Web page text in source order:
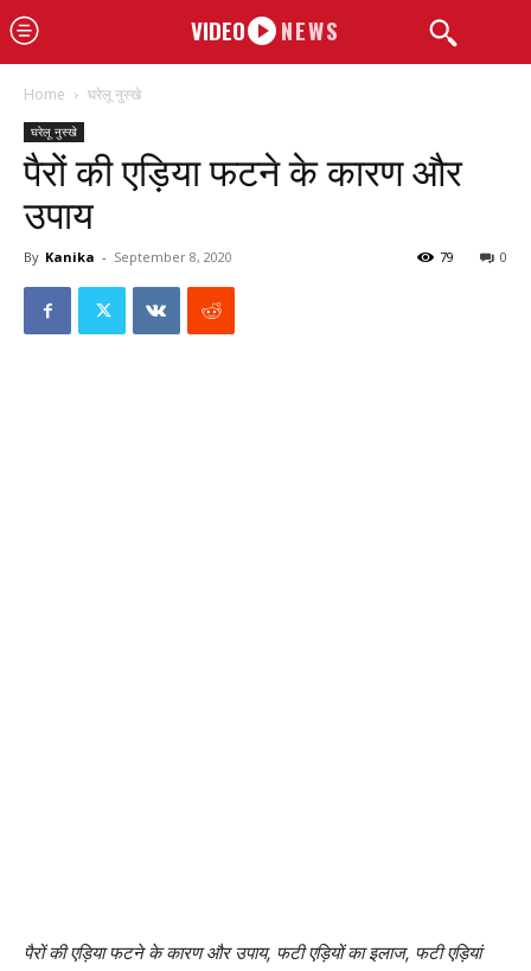
VIDEO NEWS
Home घरेलू नुस्खे
घरेलू नुस्खे
पैरों की एड़िया फटने के कारण और
उपाय
By Kanika - September 8, 2020 0
79
पैरों की एड़िया फटने के कारण और उपाय, फटी एड़ियों का इलाज, फटी एड़ियां